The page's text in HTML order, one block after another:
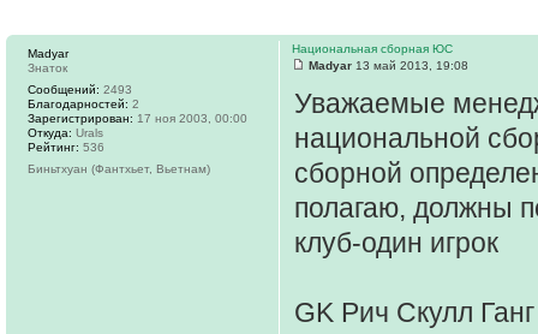
Национальная сборная ЮС
Madyar 13 май 2013, 19:08
Уважаемые
национальной
сборной
полагаю, должны
клуб-один игрок
GK Рич Скулл
Madyar
Знаток
Сообщений: 2493
Благодарностей: 2
Зарегистрирован: 17 ноя 2003, 00:00
Откуда: Urals
Рейтинг: 536
Биньтхуан (Фантхьет, Вьетнам)